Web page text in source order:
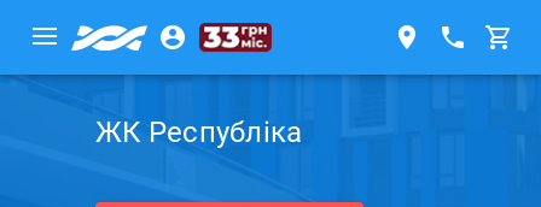
ЖК Республіка